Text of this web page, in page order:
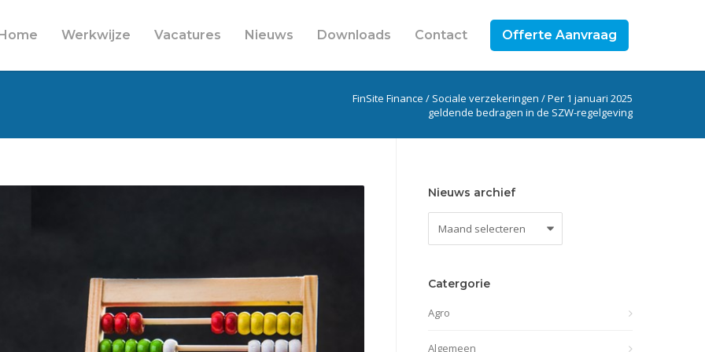
Werkwijze Vacatures Nieuws Downloads Contact Offerte Aanvraag
FinSite Finance / Sociale verzekeringen /Per 1 januari 2025
geldende bedragen in de SZW-regelgeving
Nieuws archief
Catergorie
Agro
Algemeen